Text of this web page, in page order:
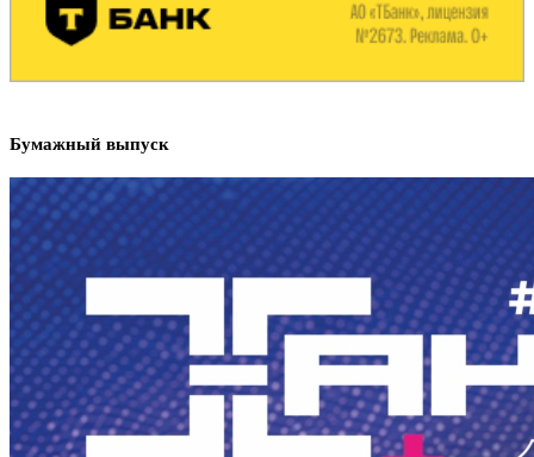
Бумажный выпуск